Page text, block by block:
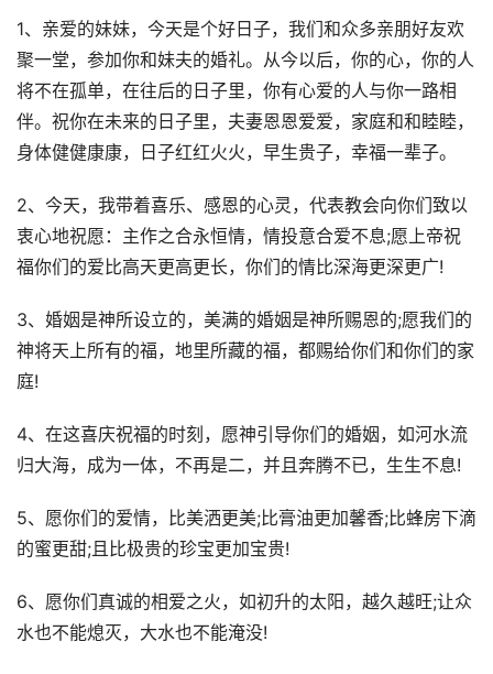
1、亲爱的妹妹，今天是个好日子，我们和众多亲朋好友欢
聚一堂，参加你和妹夫的婚礼。从今以后，你的心，你的人
将不在孤单，在往后的日子里，你有心爱的人与你一路相
伴。祝你在未来的日子里，夫妻恩恩爱爱，家庭和和睦睦，
身体健健康康，日子红红火火，早生贵子，幸福一辈子。
2、今天，我带着喜乐、感恩的心灵，代表教会向你们致以
衷心地祝愿：主作之合永恒情，情投意合爱不息;愿上帝祝
福你们的爱比高天更高更长，你们的情比深海更深更广!
3、婚姻是神所设立的，美满的婚姻是神所赐恩的;愿我们的
神将天上所有的福，地里所藏的福，都赐给你们和你们的家
庭!
4、在这喜庆祝福的时刻，愿神引导你们的婚姻，如河水流
归大海，成为一体，不再是二，并且奔腾不已，生生不息!
5、愿你们的爱情，比美洒更美;比膏油更加馨香;比蜂房下滴
的蜜更甜;且比极贵的珍宝更加宝贵!
6、愿你们真诚的相爱之火，如初升的太阳，越久越旺;让众
水也不能熄灭，大水也不能淹没!